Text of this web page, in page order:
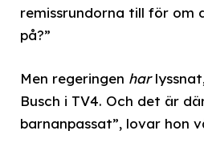
remissrundorna till för om
på?”
Men regeringen har
Busch i TV4. Och det är
barnanpassat”, lovar hon